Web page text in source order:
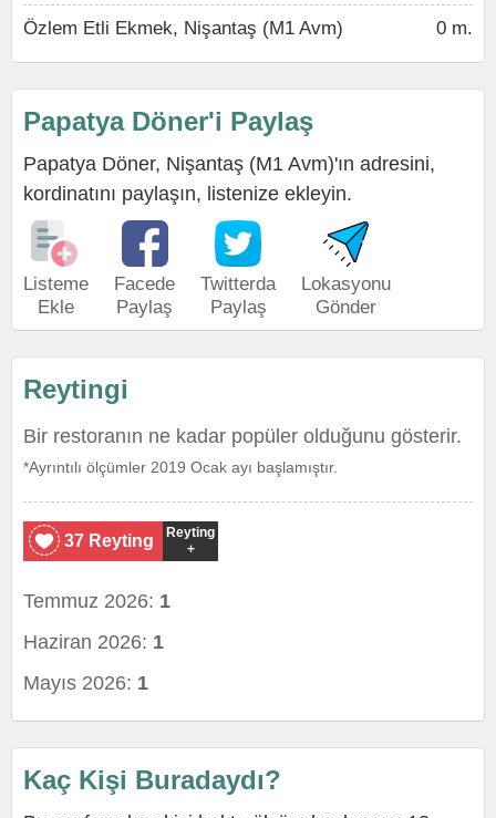
Özlem Etli Ekmek, Nişantaş (M1 Avm) 0 m.
Papatya Döner'i Paylaş
Papatya Döner, Nişantaş (M1 Avm)'ın adresini,
kordinatını paylaşın, listenize ekleyin.
Listeme
Ekle
Facede
Paylaş
Twitterda
Paylaş
Lokasyonu
Gönder
Reytingi
Bir restoranın ne kadar popüler olduğunu gösterir.
*Ayrıntılı ölçümler 2019 Ocak ayı başlamıştır.
37 Reyting
Reyting
+
Temmuz 2026: 1
Haziran 2026: 1
Mayıs 2026: 1
Kaç Kişi Buradaydı?